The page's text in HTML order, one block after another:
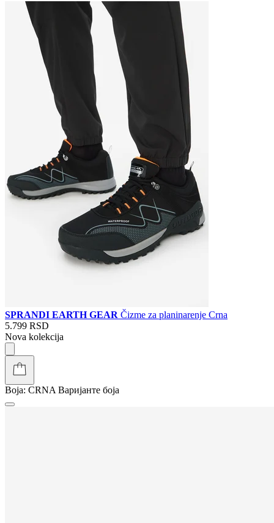
SPRANDI EARTH GEAR Čizme za planinarenje Crna
5.799 RSD
Nova kolekcija
Boja: CRNA Варијанте боја